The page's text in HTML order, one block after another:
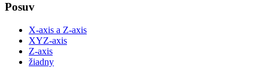
Posuv
X-axis a Z-axis
XYZ-axis
Z-axis
žiadny